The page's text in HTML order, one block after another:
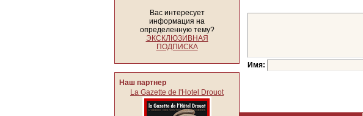
Вас интересует
информация на
определенную тему?
ЭКСКЛЮЗИВНАЯ
ПОДПИСКА
Наш партнер
La Gazette de l'Hotel Drouot
Имя: